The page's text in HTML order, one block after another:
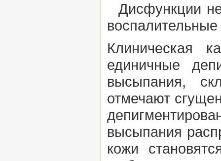
Дисфункции
Клиническая
единичные
высыпания,
отмечают
высыпания
кожи